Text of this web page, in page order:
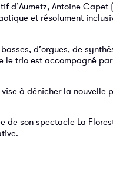
d’Aumetz, Antoine
et résolument
d’orgues, de
trio est accompagné
à dénicher la nouvelle
de son spectacle La